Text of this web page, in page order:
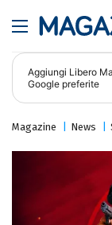
Aggiungi Libero
Google preferite
Magazine News